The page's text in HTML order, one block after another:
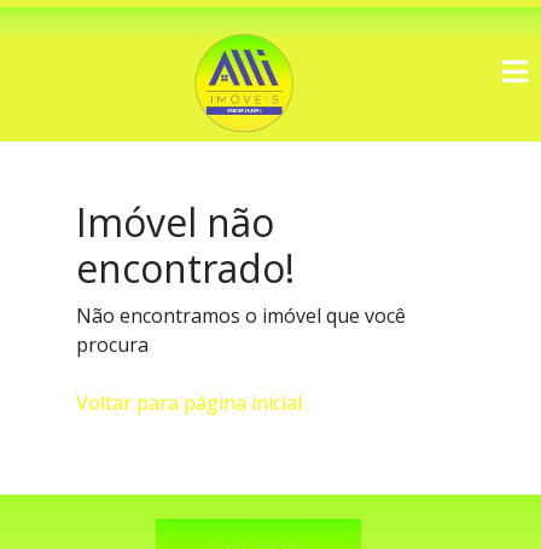
Imóvel não
encontrado!
Não encontramos o imóvel que você
procura
Voltar para página inicial